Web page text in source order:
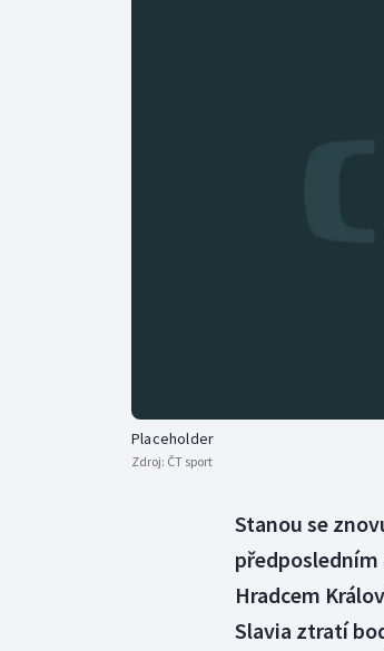
Placeholder
Zdroj: ČT sport
Stanou se
Hradcem
Slavia ztratí